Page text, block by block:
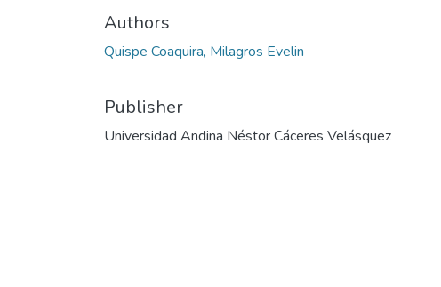
Authors
Quispe Coaquira, Milagros Evelin
Publisher
Universidad Andina Néstor Cáceres Velásquez